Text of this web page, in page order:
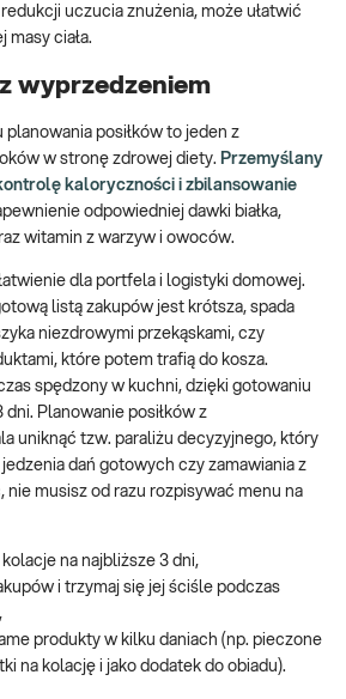
uczucia znużenia, może ułatwić
masy ciała.
wyprzedzeniem
posiłków to jeden z
w stronę zdrowej diety. Przemyślany
kaloryczności i zbilansowanie
odpowiedniej dawki białka,
witamin z warzyw i owoców.
dla portfela i logistyki domowej.
listą zakupów jest krótsza, spada
niezdrowymi przekąskami, czy
które potem trafią do kosza.
spędzony w kuchni, dzięki gotowaniu
Planowanie posiłków z
uniknąć tzw. paraliżu decyzyjnego, który
dań gotowych czy zamawiania z
nie musisz od razu rozpisywać menu na
na najbliższe 3 dni,
i trzymaj się jej ściśle podczas
produkty w kilku daniach (np. pieczone
na kolację i jako dodatek do obiadu).